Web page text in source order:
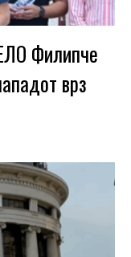
Филипче
врз